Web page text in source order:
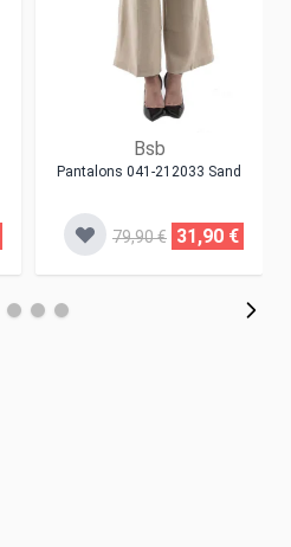
Bsb
Pantalons 041-212033 Sand
79,90 € 31,90 €